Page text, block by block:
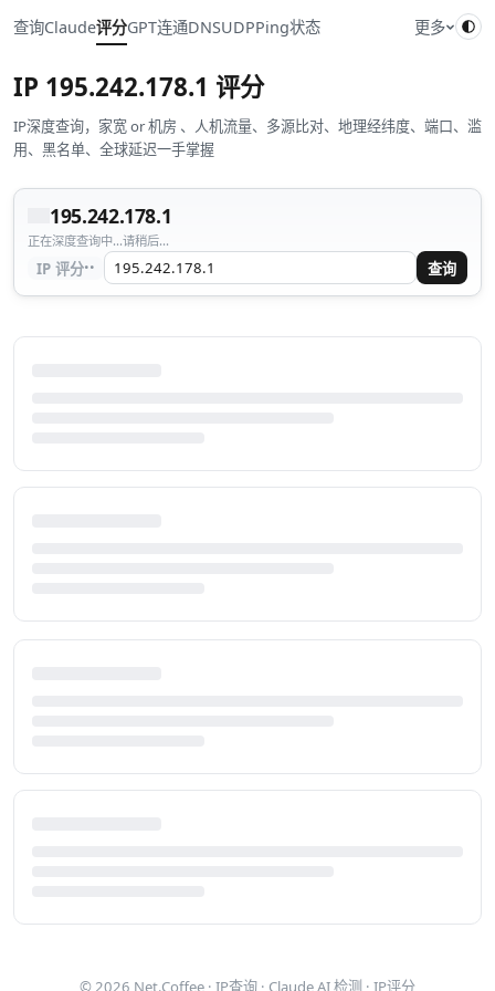
查询Claude评分GPT连通DNSUDPPing状态 更多
IP 195.242.178.1 评分
IP深度查询，家宽 or 机房 、人机流量、多源比对、地理经纬度、端口、滥
用、黑名单、全球延迟一手掌握
195.242.178.1
正在深度查询中...请稍后...
IP 评分·· 查询
© 2026 Net.Coffee · IP查询 · Claude AI 检测 · IP评分